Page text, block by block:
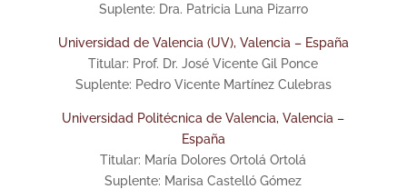
Suplente: Dra. Patricia Luna Pizarro
Universidad de Valencia (UV), Valencia – España
Titular: Prof. Dr. José Vicente Gil Ponce
Suplente: Pedro Vicente Martínez Culebras
Universidad Politécnica de Valencia, Valencia –
España
Titular: María Dolores Ortolá Ortolá
Suplente: Marisa Castelló Gómez